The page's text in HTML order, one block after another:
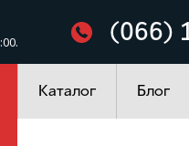
(066)
Каталог
Електроустаткування
Блог